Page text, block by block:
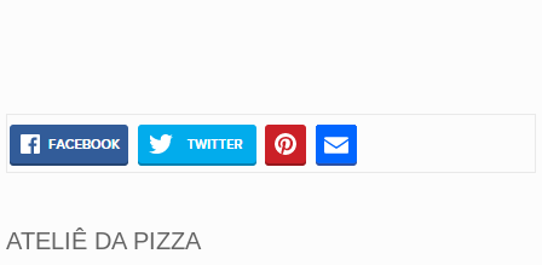
ATELIÊ DA PIZZA